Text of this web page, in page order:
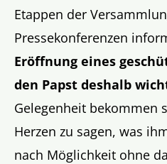
Etappen der
Pressekonferenzen
Eröffnung eines
den Papst deshalb
Gelegenheit bekommen
Herzen zu sagen, was
nach Möglichkeit ohne